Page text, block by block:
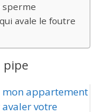
sperme
avale le foutre
pipe